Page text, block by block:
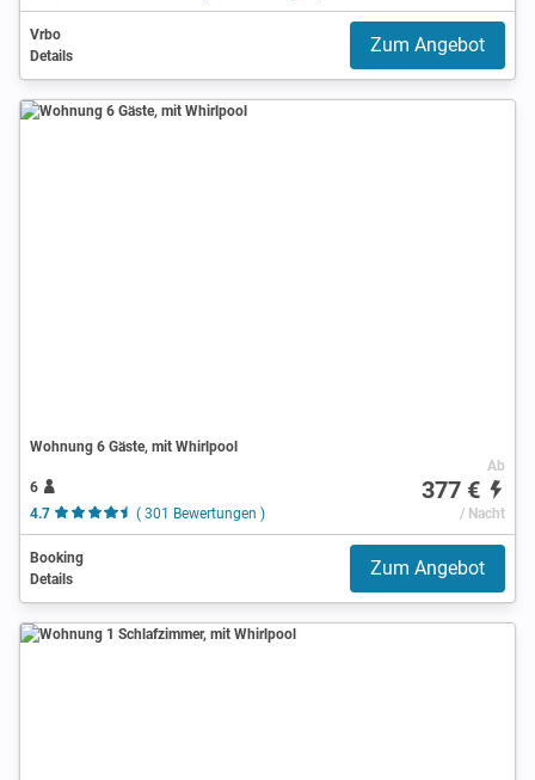
Vrbo
Details
Zum Angebot
Wohnung 6 Gäste, mit Whirlpool
6
4.7
( 301 Bewertungen )
Ab
377 €
/ Nacht
Booking
Details
Zum Angebot